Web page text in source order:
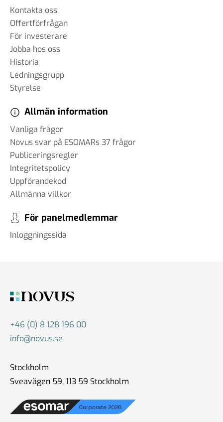
Kontakta oss
Offertförfrågan
För investerare
Jobba hos oss
Historia
Ledningsgrupp
Styrelse
Allmän information
Vanliga frågor
Novus svar på ESOMARs 37 frågor
Publiceringsregler
Integritetspolicy
Uppförandekod
Allmänna villkor
För panelmedlemmar
Inloggningssida
+46 (0) 8 128 196 00
info@novus.se
Stockholm
Sveavägen 59, 113 59 Stockholm